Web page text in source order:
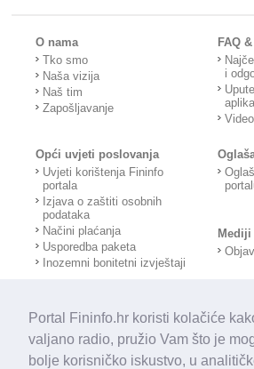
Portal Fininfo.hr koristi kolačiće
valjano radio, pružio Vam što je
bolje korisničko iskustvo, u
O nama
Tko smo
Naša vizija
Naš tim
Zapošljavanje
FAQ
i
Opći uvjeti poslovanja
Uvjeti korištenja Fininfo
portala
Izjava o zaštiti osobnih
podataka
Načini plaćanja
Usporedba paketa
Inozemni bonitetni izvještaji
Mediji